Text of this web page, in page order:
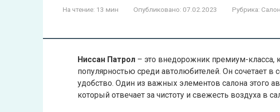
На чтение: 13 мин Опубликовано: 07.02.2023 Рубрика: Салон
Ниссан Патрол – это внедорожник премиум-класса,
популярностью среди автолюбителей. Он сочетает в
удобство. Один из важных элементов салона этого
который отвечает за чистоту и свежесть воздуха в